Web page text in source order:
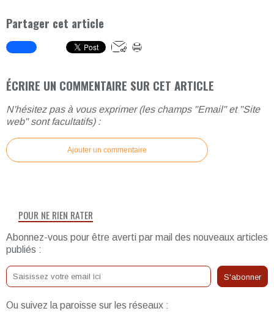
Partager cet article
ÉCRIRE UN COMMENTAIRE SUR CET ARTICLE
N'hésitez pas à vous exprimer (les champs "Email" et "Site
web" sont facultatifs) :
Ajouter un commentaire
POUR NE RIEN RATER
Abonnez-vous pour être averti par mail des nouveaux articles
publiés :
Ou suivez la paroisse sur les réseaux :